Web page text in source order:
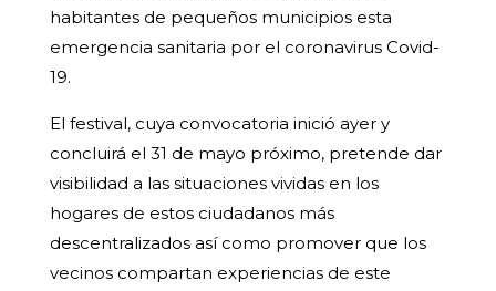
habitantes de pequeños municipios esta
emergencia sanitaria por el coronavirus Covid-
19.
El festival, cuya convocatoria inició ayer y
concluirá el 31 de mayo próximo, pretende dar
visibilidad a las situaciones vividas en los
hogares de estos ciudadanos más
descentralizados así como promover que los
vecinos compartan experiencias de este